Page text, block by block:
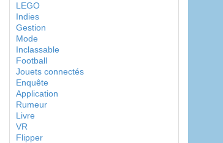
LEGO
Indies
Gestion
Mode
Inclassable
Football
Jouets connectés
Enquête
Application
Rumeur
Livre
VR
Flipper